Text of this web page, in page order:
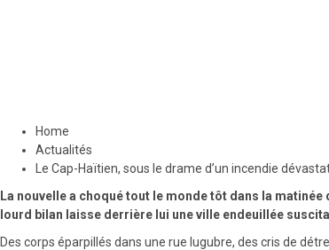
Home
Actualités
Le Cap-Haïtien, sous le drame d’un incendie
La nouvelle a choqué tout le monde tôt dans la
lourd bilan laisse derrière lui une ville endeuillée
Des corps éparpillés dans une rue lugubre, des cris de